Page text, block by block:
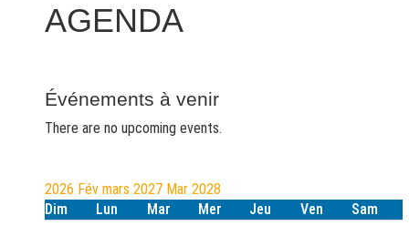
AGENDA
Événements à venir
There are no upcoming events.
2026 Fév mars 2027 Mar 2028
Dim
Lun Mar Mer Jeu Ven
Sam